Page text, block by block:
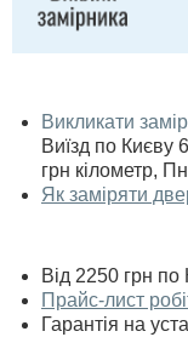
Викликати
Виїзд по Києву
грн кілометр,
Як заміряти
Від 2250 грн по
Прайс-лист
Гарантія на